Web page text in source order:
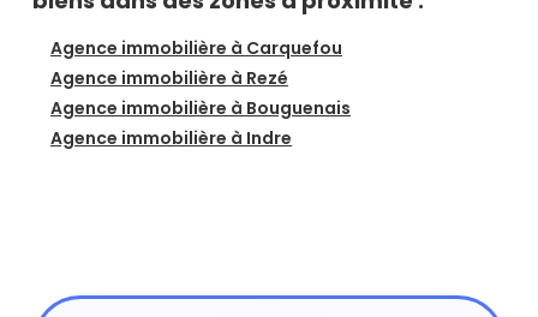
Agence immobilière à Carquefou
Agence immobilière à Rezé
Agence immobilière à Bouguenais
Agence immobilière à Indre